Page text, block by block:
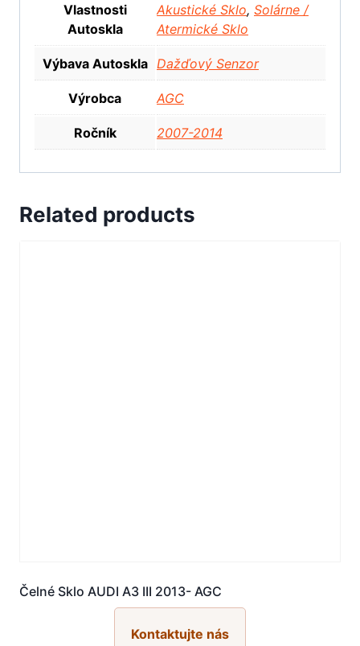
Vlastnosti
Autoskla
Akustické Sklo, Solárne /
Atermické Sklo
Výbava Autoskla Dažďový Senzor
Výrobca AGC
Ročník 2007-2014
Related products
Čelné Sklo AUDI A3 III 2013- AGC
Kontaktujte nás